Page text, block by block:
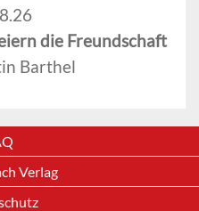
die Freundschaft
Barthel
Verlag